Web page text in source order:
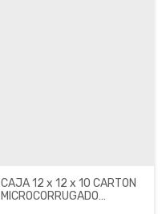
CAJA 12 x 12 x 10 CARTON
MICROCORRUGADO